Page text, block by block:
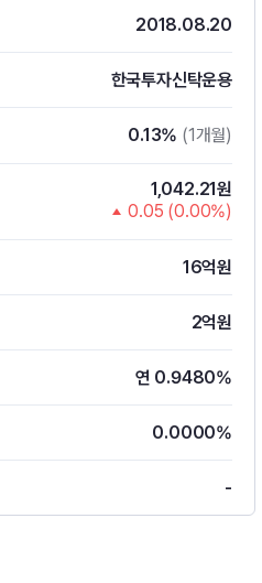
2018.08.20
한국투자신탁운용
0.13% (1개월)
1,042.21원
0.05 (0.00%)
16억원
2억원
연 0.9480%
0.0000%
-